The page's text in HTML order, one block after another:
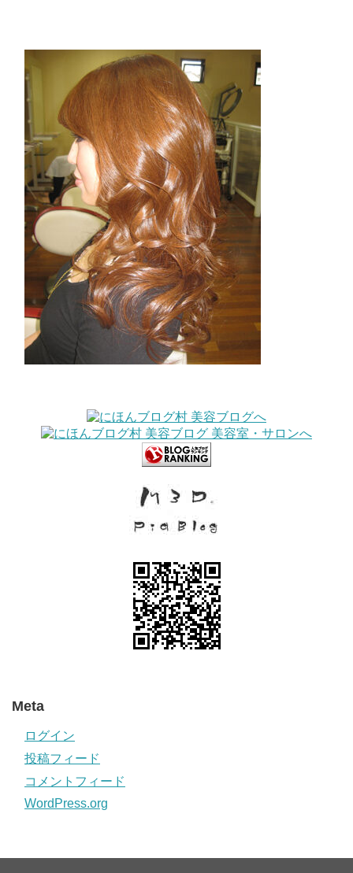
Meta
ログイン
投稿フィード
コメントフィード
WordPress.org